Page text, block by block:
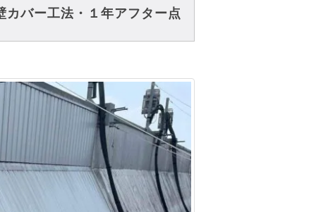
バー工法・１年アフター点